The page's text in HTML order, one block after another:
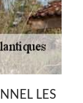
LES